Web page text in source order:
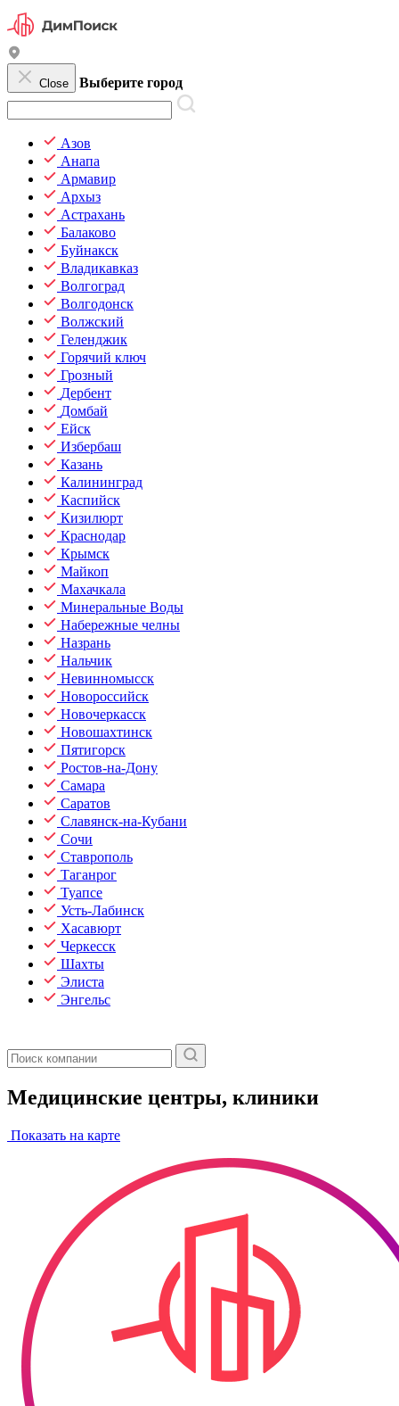
Close Выберите город
Азов
Анапа
Армавир
Архыз
Астрахань
Балаково
Буйнакск
Владикавказ
Волгоград
Волгодонск
Волжский
Геленджик
Горячий ключ
Грозный
Дербент
Домбай
Ейск
Избербаш
Казань
Калининград
Каспийск
Кизилюрт
Краснодар
Крымск
Майкоп
Махачкала
Минеральные Воды
Набережные челны
Назрань
Нальчик
Невинномысск
Новороссийск
Новочеркасск
Новошахтинск
Пятигорск
Ростов-на-Дону
Самара
Саратов
Славянск-на-Кубани
Сочи
Ставрополь
Таганрог
Туапсе
Усть-Лабинск
Хасавюрт
Черкесск
Шахты
Элиста
Энгельс
Медицинские центры, клиники
Показать на карте